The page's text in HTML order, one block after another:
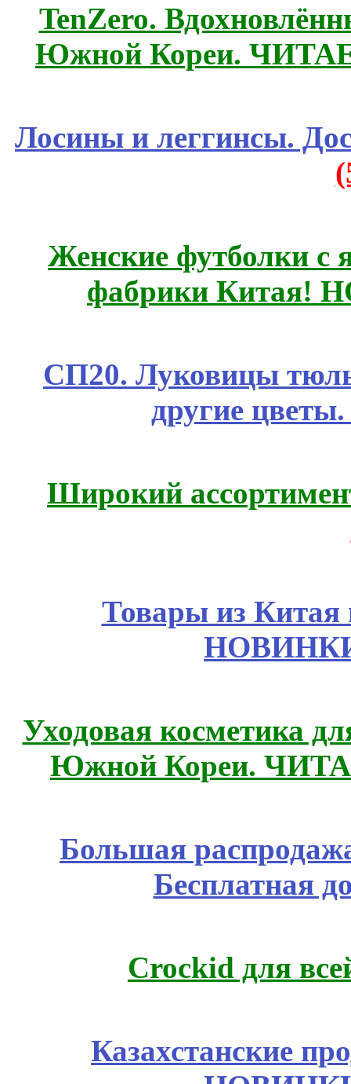
TenZero.
Южной Кореи.
Лосины и леггинсы.
Женские футболки с
фабрики Китая!
СП20. Луковицы
другие
Широкий
Товары из Китая
Уходовая косметика
Южной Кореи.
Большая
Бесплатная
Crockid для
Казахстанские